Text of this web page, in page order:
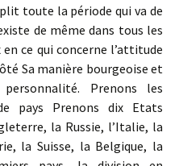
toute la période qui va de
de même dans tous les
ce qui concerne l’attitude
Sa manière bourgeoise et
Prenons les
pays Prenons dix Etats
la Russie, l’Italie, la
la Suisse, la Belgique, la